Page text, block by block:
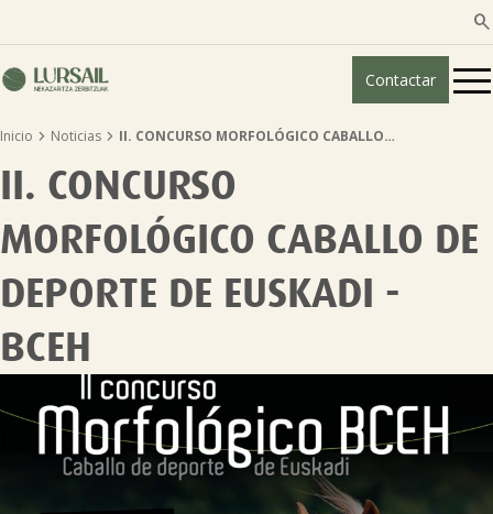

Quiénes somos
Guía transparencia
Servicios ganadería
Servicios agricultura
Entidades asociadas
Contactar
Inicio  Noticias  II. CONCURSO MORFOLÓGICO CABALLO…
II. CONCURSO
MORFOLÓGICO CABALLO DE
DEPORTE DE EUSKADI -
BCEH